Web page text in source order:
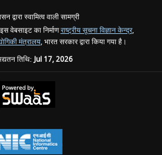
द्वारा स्वामित्व वाली सामग्री
वेबसाइट का निर्माणराष्ट्रीय सूचना विज्ञान केन्द्र,
मंत्रालय, भारत सरकार द्वारा किया गया है।
तिथि:Jul 17, 2026